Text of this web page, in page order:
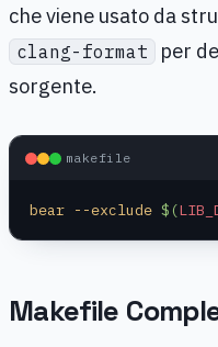
che viene usato da
clang-format
per
sorgente.
makefile
bear --exclude $(
Makefile